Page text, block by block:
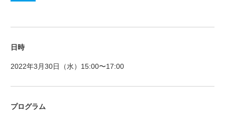
日時
2022年3月30日（水）15:00〜17:00
プログラム